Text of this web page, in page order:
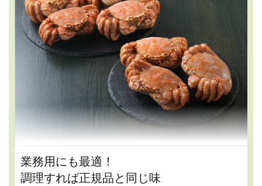
業務用にも最適！
調理すれば正規品と同じ味